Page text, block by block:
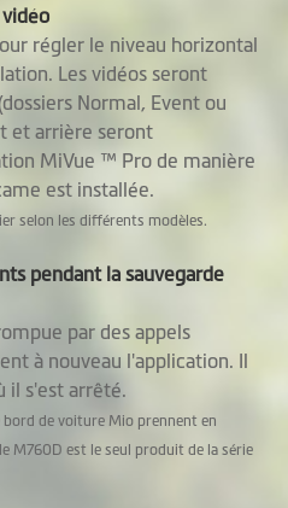
régler le niveau horizontal
Les vidéos seront
Normal, Event ou
et arrière seront
MiVue ™ Pro de manière
est installée.
selon les différents modèles.
pendant la sauvegarde
par des appels
à nouveau l'application. Il
il s'est arrêté.
bord de voiture Mio prennent en
M760D est le seul produit de la série